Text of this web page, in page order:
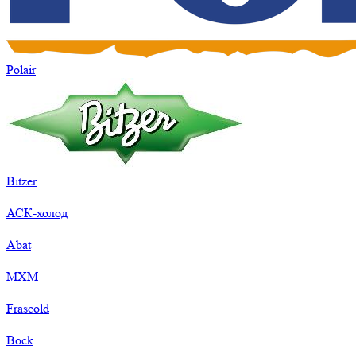
Polair
Bitzer
АСК-холод
Abat
МХМ
Frascold
Bock